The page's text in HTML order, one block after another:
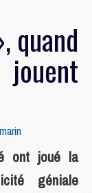
quand
ont joué la
géniale